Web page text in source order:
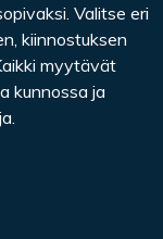
Valitse eri
kiinnostuksen
myytävät
kunnossa ja